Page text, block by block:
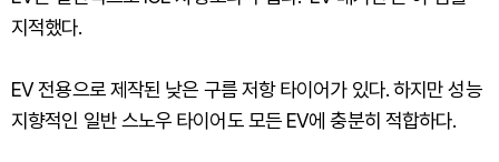
지적했다.
EV 전용으로 제작된 낮은 구름 저항 타이어가 있다. 하지만 성능
지향적인 일반 스노우 타이어도 모든 EV에 충분히 적합하다.